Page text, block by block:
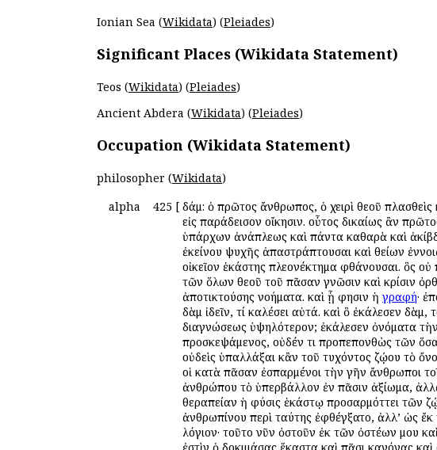
Ionian Sea (Wikidata) (Pleiades)
Significant Places (Wikidata Statement)
Teos (Wikidata) (Pleiades)
Ancient Abdera (Wikidata) (Pleiades)
Occupation (Wikidata Statement)
philosopher (Wikidata)
alpha
425 [ Ἀδάμ: ὁ πρῶτος ἄνθρωπος, ὁ χειρὶ θεοῦ
εἰς παράδεισον οἴκησιν. οὗτος δικαίως ἂν
ὑπάρχων ἀνάπλεως καὶ πάντα καθαρὰ καὶ
ἐκείνου ψυχῆς ἀπαστράπτουσαι καὶ θείων
οἰκεῖον ἑκάστης πλεονέκτημα φθάνουσαι. ὃς
τῶν ὅλων θεοῦ τοῦ πᾶσαν γνῶσιν καὶ κρίσιν
ἀποτικτούσης νοήματα. καὶ ᾗ φησιν ἡγραφή·
Ἀδὰμ ἰδεῖν, τί καλέσει αὐτά. καὶ ὃ ἐκάλεσεν
διαγνώσεως ὑψηλότερον; ἐκάλεσεν ὀνόματα
προσκεψάμενος, οὐδέν τι προπεπονθὼς τῶν
οὐδεὶς ὑπαλλάξαι κἂν τοῦ τυχόντος ζῴου τὸ
οἱ κατὰ πᾶσαν ἐσπαρμένοι τὴν γῆν ἄνθρωποι
ἀνθρώπου τὸ ὑπερβάλλον ἐν πᾶσιν ἀξίωμα,
θεραπείαν ἡ φύσις ἑκάστῳ προσαρμόττει τῶν
ἀνθρωπίνου περὶ ταύτης ἐφθέγξατο, ἀλλ’ ὡς
λόγιον· τοῦτο νῦν ὀστοῦν ἐκ τῶν ὀστέων μου
ἐστὶν ὁ δοκιμάσας ἕκαστα καὶ πᾶσι κανόνας